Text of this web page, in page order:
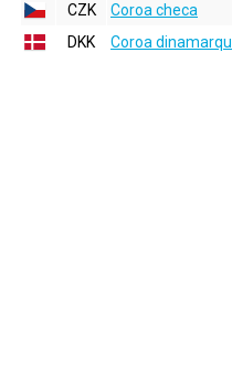
CZK
Coroa checa
DKK
Coroa